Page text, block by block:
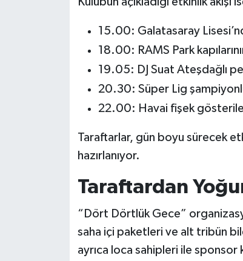
15.00: Galatasaray
18.00: RAMS Park
19.05: DJ Suat Ateşdağlı
20.30: Süper Lig
22.00: Havai fişek
Taraftarlar, gün boyu sürecek
hazırlanıyor.
Taraftardan
“Dört Dörtlük Gece”
saha içi paketleri ve alt tribün
ayrıca loca sahipleri ile sponsor